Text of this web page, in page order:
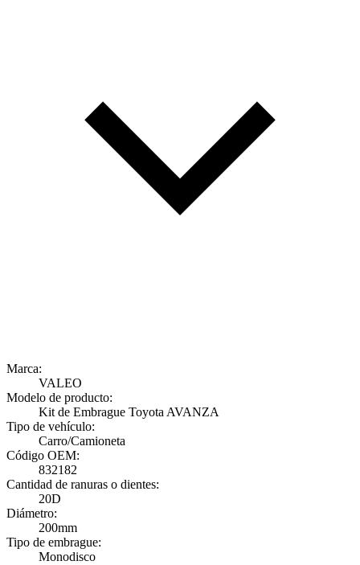
Marca:
VALEO
Modelo de producto:
Kit de Embrague Toyota AVANZA
Tipo de vehículo:
Carro/Camioneta
Código OEM:
832182
Cantidad de ranuras o dientes:
20D
Diámetro:
200mm
Tipo de embrague:
Monodisco